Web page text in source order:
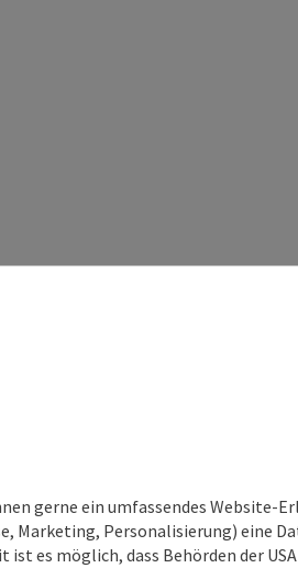
gerne ein umfassendes Website-
Marketing, Personalisierung) eine
ist es möglich, dass Behörden der